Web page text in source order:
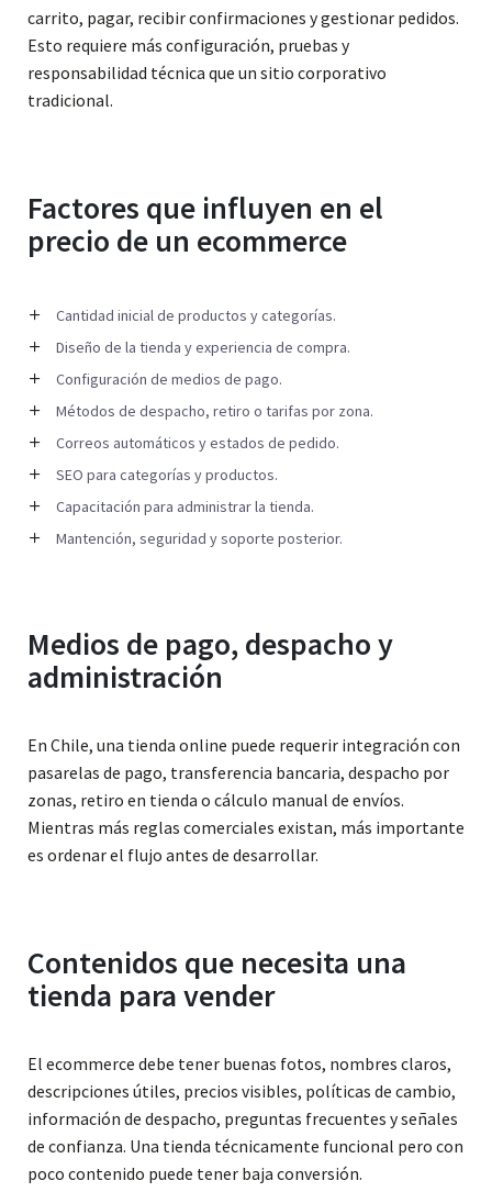
carrito, pagar, recibir confirmaciones y gestionar pedidos.
Esto requiere más configuración, pruebas y
responsabilidad técnica que un sitio corporativo
tradicional.
Factores que influyen en el
precio de un ecommerce
Cantidad inicial de productos y categorías.
Diseño de la tienda y experiencia de compra.
Configuración de medios de pago.
Métodos de despacho, retiro o tarifas por zona.
Correos automáticos y estados de pedido.
SEO para categorías y productos.
Capacitación para administrar la tienda.
Mantención, seguridad y soporte posterior.
Medios de pago, despacho y
administración
En Chile, una tienda online puede requerir integración con
pasarelas de pago, transferencia bancaria, despacho por
zonas, retiro en tienda o cálculo manual de envíos.
Mientras más reglas comerciales existan, más importante
es ordenar el flujo antes de desarrollar.
Contenidos que necesita una
tienda para vender
El ecommerce debe tener buenas fotos, nombres claros,
descripciones útiles, precios visibles, políticas de cambio,
información de despacho, preguntas frecuentes y señales
de confianza. Una tienda técnicamente funcional pero con
poco contenido puede tener baja conversión.